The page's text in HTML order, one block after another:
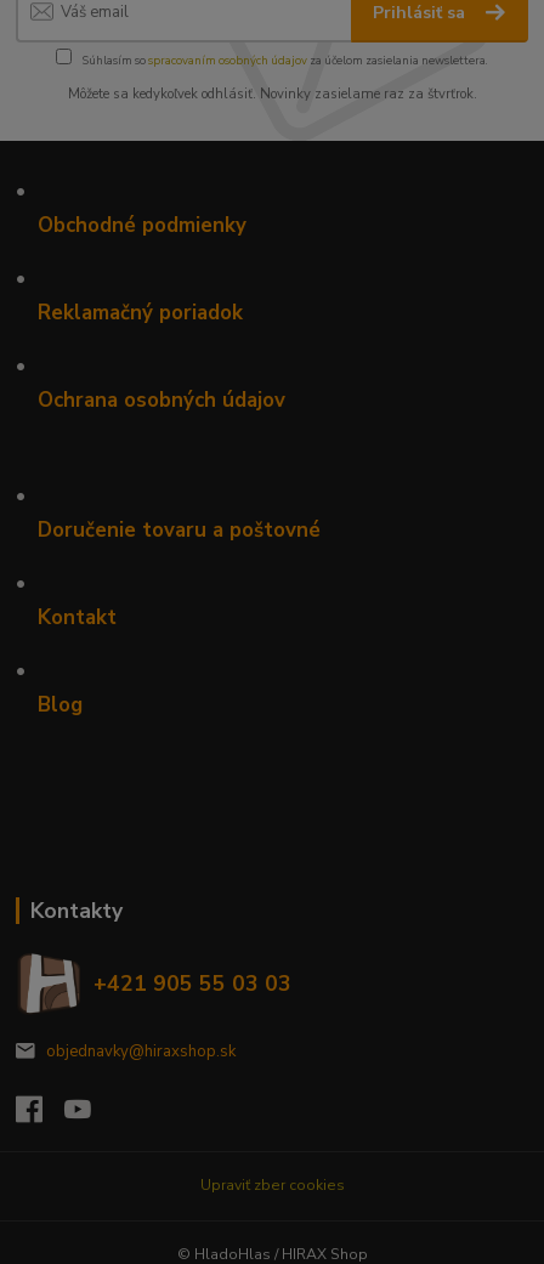
Prihlásiť sa
Súhlasím sospracovaním osobných údajov za účelom zasielania newslettera.
Môžete sa kedykoľvek odhlásiť. Novinky zasielame raz za štvrťrok.
•
Obchodné podmienky
•
Reklamačný poriadok
•
Ochrana osobných údajov
•
Doručenie tovaru a poštovné
•
Kontakt
•
Blog
Kontakty
+421 905 55 03 03
objednavky@hiraxshop.sk
Upraviť zber cookies
© HladoHlas / HIRAX Shop